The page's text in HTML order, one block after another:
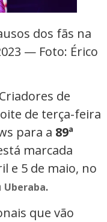
dos fãs na
— Foto: Érico
de
de terça-feira
para a 89ª
marcada
e 5 de maio, no
Uberaba.
que vão